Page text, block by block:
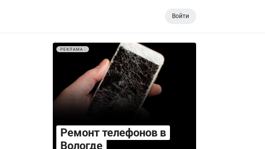
Войти
РЕКЛАМА
Ремонт телефонов в
Вологде